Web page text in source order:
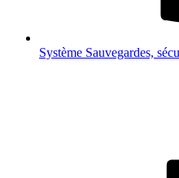
Système Sauvegardes,